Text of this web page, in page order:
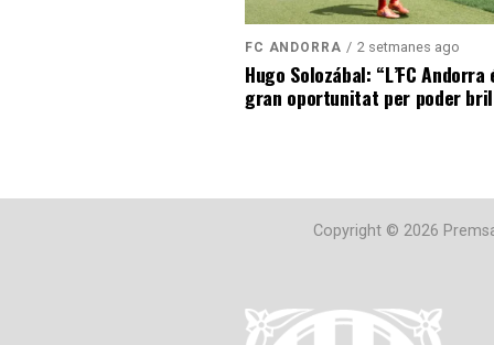
FC ANDORRA 2 setmanes ago
Hugo Solozábal: “L’FC Andorra
gran oportunitat per poder
Copyright © 2026